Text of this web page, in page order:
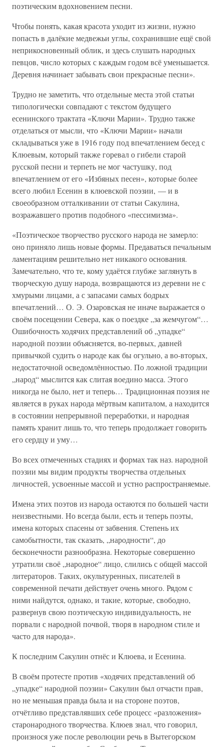
поэтическим вдохновением песни.
Чтобы понять, какая красота уходит из жизни, нужно
попасть в далёкие медвежьи углы, сохранившие ещё свой
неприкосновенный облик, и здесь слушать народных
певцов, число которых с каждым годом всё уменьшается.
Деревня начинает забывать свои прекрасные песни».
Трудно не заметить, что отдельные места этой статьи
типологически совпадают с текстом будущего
есенинского трактата «Ключи Марии». Трудно также
отделаться от мысли, что «Ключи Марии» начали
складываться уже в 1916 году под впечатлением бесед с
Клюевым, который также горевал о гибели старой
русской песни и терпеть не мог частушку, под
впечатлением от его «Избяных песен», которые более
всего любил Есенин в клюевской поэзии, — и в
своеобразном отталкивании от статьи Сакулина,
возражавшего против подобного «пессимизма».
«Поэтическое творчество русского народа не замерло:
оно приняло лишь новые формы. Предаваться печальным
ламентациям решительно нет никакого основания.
Замечательно, что те, кому удаётся глубже заглянуть в
творческую душу народа, возвращаются из деревни не с
хмурыми лицами, а с запасами самых бодрых
впечатлений… О. Э. Озаровская не иначе выражается о
своём посещении Севера, как о поездке „за жемчугом“…
Ошибочность ходячих представлений об „упадке“
народной поэзии объясняется, во-первых, давней
привычкой судить о народе как бы огульно, а во-вторых,
недостаточной осведомлённостью. По ложной традиции
„народ“ мыслится как слитая воедино масса. Этого
никогда не было, нет и теперь… Традиционная поэзия не
является в руках народа мёртвым капиталом, а находится
в состоянии непрерывной переработки, и народная
память хранит лишь то, что теперь продолжает говорить
его сердцу и уму…
Во всех отмеченных стадиях и формах так наз. народной
поэзии мы видим продукты творчества отдельных
личностей, усвоенные массой и устно распространяемые.
Имена этих поэтов из народа остаются по большей части
неизвестными. Но всегда были, есть и теперь поэты,
имена которых спасены от забвения. Степень их
самобытности, так сказать, „народности“, до
бесконечности разнообразна. Некоторые совершенно
утратили своё „народное“ лицо, слились с общей массой
литераторов. Таких, окультуренных, писателей в
современной печати действует очень много. Рядом с
ними найдутся, однако, и такие, которые, свободно,
развернув свою поэтическую индивидуальность, не
порвали с народной почвой, творя в народном стиле и
часто для народа».
К последним Сакулин отнёс и Клюева, и Есенина.
В своём протесте против «ходячих представлений об
„упадке“ народной поэзии» Сакулин был отчасти прав,
но не меньшая правда была и на стороне поэтов,
отчётливо представлявших себе процесс «разложения»
старонародного творчества. Клюев знал, что говорил,
произнося уже после революции речь в Вытегорском